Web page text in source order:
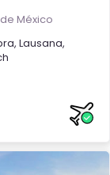
México
, Lausana,